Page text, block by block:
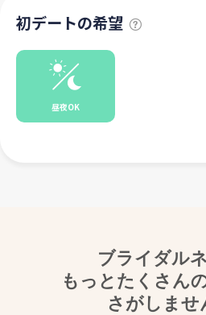
初デートの希望
昼夜OK
ブライダル
もっとたくさん
さがしませ